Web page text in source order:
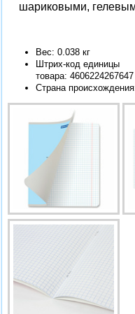
шариковыми,
Вес: 0.038 кг
Штрих-код единицы
товара: 4606224267647
Страна